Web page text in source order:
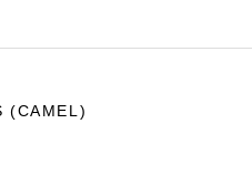
(CAMEL)